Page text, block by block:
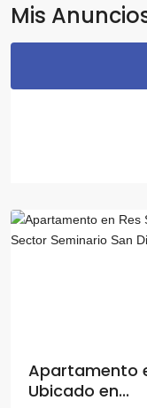
Mis
Apartamento
Ubicado en...